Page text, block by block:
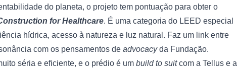
for Healthcare. É uma categoria do LEED especial
hídrica, acesso à natureza e luz natural. Faz um link entre
com os pensamentos de advocacy da Fundação.
séria e eficiente, e o prédio é um build to suit com a Tellus e a